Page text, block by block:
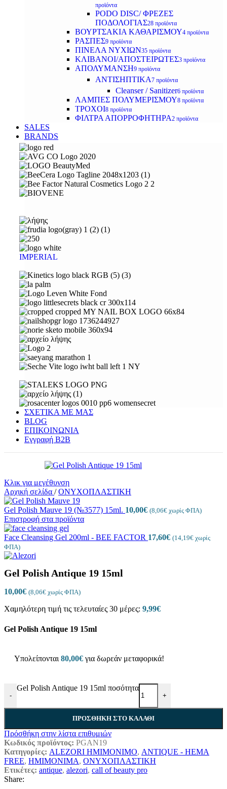
προϊόντα
PODO DISC/ ΦΡΕΖΕΣ
ΠΟΔΟΛΟΓΙΑΣ28 προϊόντα
ΒΟΥΡΤΣΑΚΙΑ ΚΑΘΑΡΙΣΜΟΥ4 προϊόντα
ΡΑΣΠΕΣ9 προϊόντα
ΠΙΝΕΛΑ ΝΥΧΙΩΝ35 προϊόντα
ΚΛΙΒΑΝΟΙ/ΑΠΟΣΤΕΙΡΩΤΕΣ3 προϊόντα
ΑΠΟΛΥΜΑΝΣΗ9 προϊόντα
ΑΝΤΙΣΗΠΤΙΚΑ7 προϊόντα
Cleanser / Sanitizer6 προϊόντα
ΛΑΜΠΕΣ ΠΟΛΥΜΕΡΙΣΜΟΥ8 προϊόντα
ΤΡΟΧΟΙ8 προϊόντα
ΦΙΛΤΡΑ ΑΠΟΡΡΟΦΗΤΗΡΑ2 προϊόντα
SALES
BRANDS
IMPERIAL
ΣΧΕΤΙΚΑ ΜΕ ΜΑΣ
BLOG
ΕΠΙΚΟΙΝΩΝΙΑ
Εγγραφή Β2Β
Κλικ για μεγέθυνση
Αρχική σελίδα / ΟΝΥΧΟΠΛΑΣΤΙΚΗ
Gel Polish Mauve 19 (№3577) 15ml. 10,00€ (8,06€ χωρίς ΦΠΑ)
Επιστροφή στα προϊόντα
Face Cleansing Gel 200ml - BEE FACTOR 17,60€ (14,19€ χωρίς
ΦΠΑ)
Gel Polish Antique 19 15ml
10,00€ (8,06€ χωρίς ΦΠΑ)
Χαμηλότερη τιμή τις τελευταίες 30 μέρες: 9,99€
Gel Polish Antique 19 15ml
Υπολείπονται 80,00€ για δωρεάν μεταφορικά!
-
Gel Polish Antique 19 15ml ποσότητα
+
ΠΡΟΣΘΉΚΗ ΣΤΟ ΚΑΛΆΘΙ
Πρόσθήκη στην λίστα επιθυμιών
Κωδικός προϊόντος: PGAN19
Κατηγορίες: ALEZORI ΗΜΙΜΟΝΙΜΟ, ANTIQUE - HEMA
FREE, ΗΜΙΜΟΝΙΜΑ, ΟΝΥΧΟΠΛΑΣΤΙΚΗ
Ετικέτες: antique, alezori, call of beauty pro
Share: